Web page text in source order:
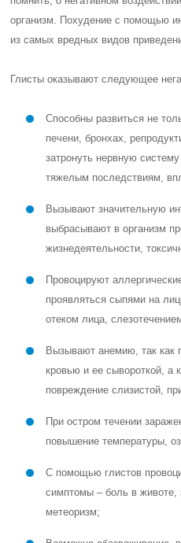
организм. Похудение с помощью
из самых вредных видов
Глисты оказывают следующее
Способны развиться не
печени, бронхах,
затронуть нервную
тяжелым последствиям,
Вызывают значительную
выбрасывают в организм
жизнедеятельности,
Провоцируют
проявляться сыпями на
отеком лица,
Вызывают анемию, так как
кровью и ее сывороткой, а
повреждение слизистой,
При остром течении
повышение температуры,
С помощью глистов
симптомы – боль в животе,
метеоризм;